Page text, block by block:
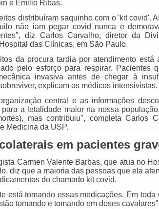
e Emilio Ribas.
distribuíram saquinho com o 'kit covid'.
não iam pegar covid nunca e
diz Carlos Carvalho, diretor da
das Clínicas, em São Paulo.
da procura tardia por atendimento
pelo esforço para respirar. Pacientes
invasiva antes de chegar à
explicam os médicos intensivistas.
central e as informações
para a letalidade maior na nossa
mas contribuiu", completa Carlos
Medicina da USP.
em pacientes
Carmen Valente Barbas, que atua no
diz que a maioria das pessoas que ela
do chamado kit covid.
está tomando essas medicações. Em
tomando e tomando em doses